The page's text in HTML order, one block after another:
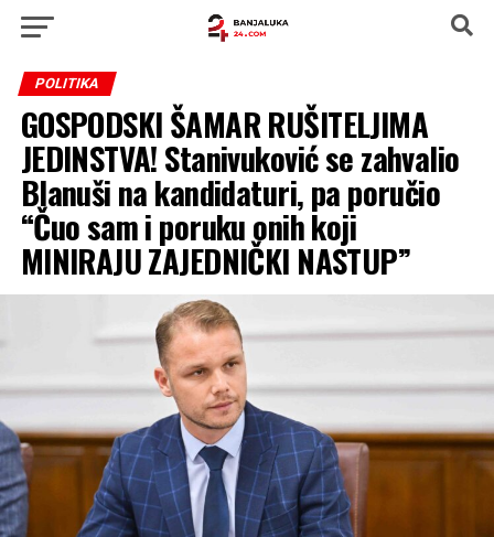
POLITIKA
GOSPODSKI ŠAMAR RUŠITELJIMA
JEDINSTVA! Stanivuković se zahvalio
Blanuši na kandidaturi, pa poručio
“Čuo sam i poruku onih koji
MINIRAJU ZAJEDNIČKI NASTUP”